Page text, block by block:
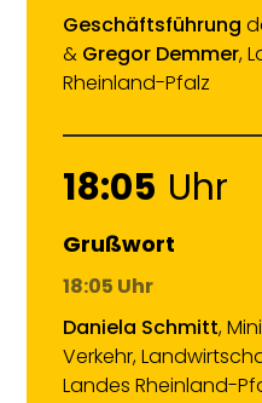
Geschäftsführung
& Gregor Demmer,
Rheinland-Pfalz
18:05 Uhr
Grußwort
18:05 Uhr
Daniela Schmitt,
Verkehr,
Landes Rheinland-